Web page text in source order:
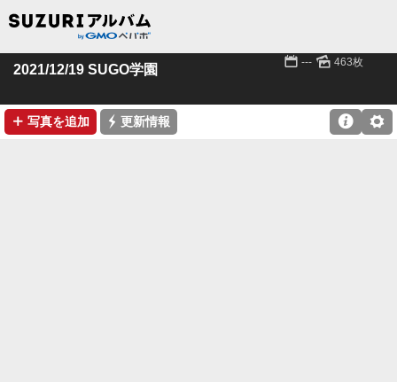
2021/12/19 SUGO学園 📅 --- 🌄 463枚
➕ 写真を追加 ⚡ 更新情報 ⚙
